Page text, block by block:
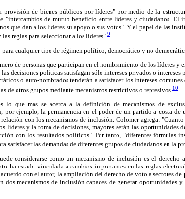
de bienes públicos por líderes" por medio de la
"intercambios de mutuo beneficio entre líderes y ciudadanos. El
que dan a los líderes su apoyo o sus votos". Y el papel de las
reglas para seleccionar a los líderes".9
para cualquier tipo de régimen político, democrático y no-
de personas que participan en el nombramiento de los líderes y
decisiones políticas satisfagan sólo intereses privados o intereses
o auto-nombrados tenderán a satisfacer los intereses
de otros grupos mediante mecanismos restrictivos o represivos. 10
lo que más se acerca a la definición de mecanismos de
por ejemplo, la permanencia en el poder de un partido a costa
relación con los mecanismos de inclusión, Colomer agrega:
líderes y la toma de decisiones, mayores serán las oportunidades
con los resultados políticos". Por tanto, "diferentes fórmulas
satisfacer las demandas de diferentes grupos de ciudadanos en la
considerarse como un mecanismo de inclusión es el derecho
ha estado vinculada a cambios importantes en las reglas
con el autor, la ampliación del derecho de voto a sectores
dos mecanismos de inclusión capaces de generar oportunidades